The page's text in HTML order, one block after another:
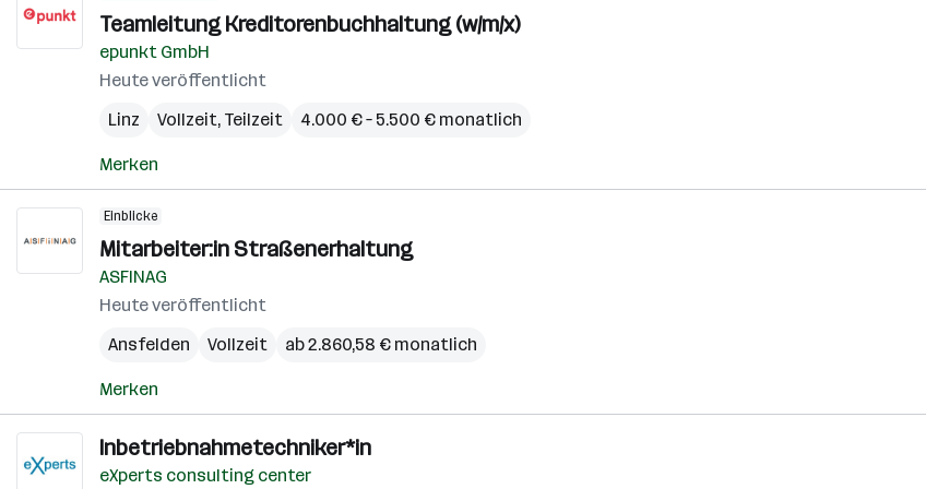
Teamleitung Kreditorenbuchhaltung (w/m/x)
epunkt GmbH
Heute veröffentlicht
Linz
Vollzeit, Teilzeit 4.000 € – 5.500 € monatlich
Merken
Einblicke
Mitarbeiter:in Straßenerhaltung
ASFINAG
Heute veröffentlicht
Ansfelden
Vollzeit ab 2.860,58 € monatlich
Merken
Inbetriebnahmetechniker*in
eXperts consulting center